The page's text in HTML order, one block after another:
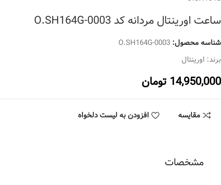
ساعت اورینتال مردانه کد O.SH164G-0003
شناسه محصول:O.SH164G-0003
برند: اورینتال
14,950,000 تومان
مقایسه افزودن به لیست دلخواه
مشخصات